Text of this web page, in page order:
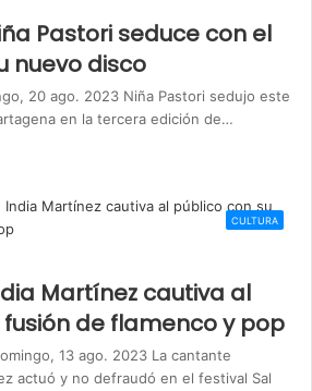
Pastori seduce con el
nuevo disco
20 ago. 2023 Niña Pastori sedujo este
en la tercera edición de…
CULTURA
Martínez cautiva al
de flamenco y pop
13 ago. 2023 La cantante
actuó y no defraudó en el festival Sal